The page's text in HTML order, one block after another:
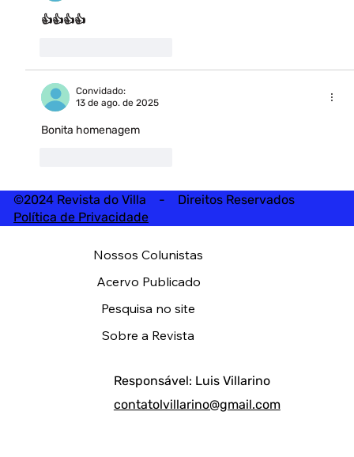
👍👍👍👍
Convidado:
13 de ago. de 2025
Bonita homenagem
©2024 Revista do Villa - Direitos Reservados
Política de Privacidade
Responsável: Luis Villarino
contatolvillarino@gmail.com
Nossos Colunistas
Acervo Publicado
Pesquisa no site
Sobre a Revista